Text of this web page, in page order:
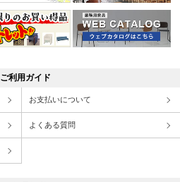
ご利用ガイド
お支払いについて
よくある質問